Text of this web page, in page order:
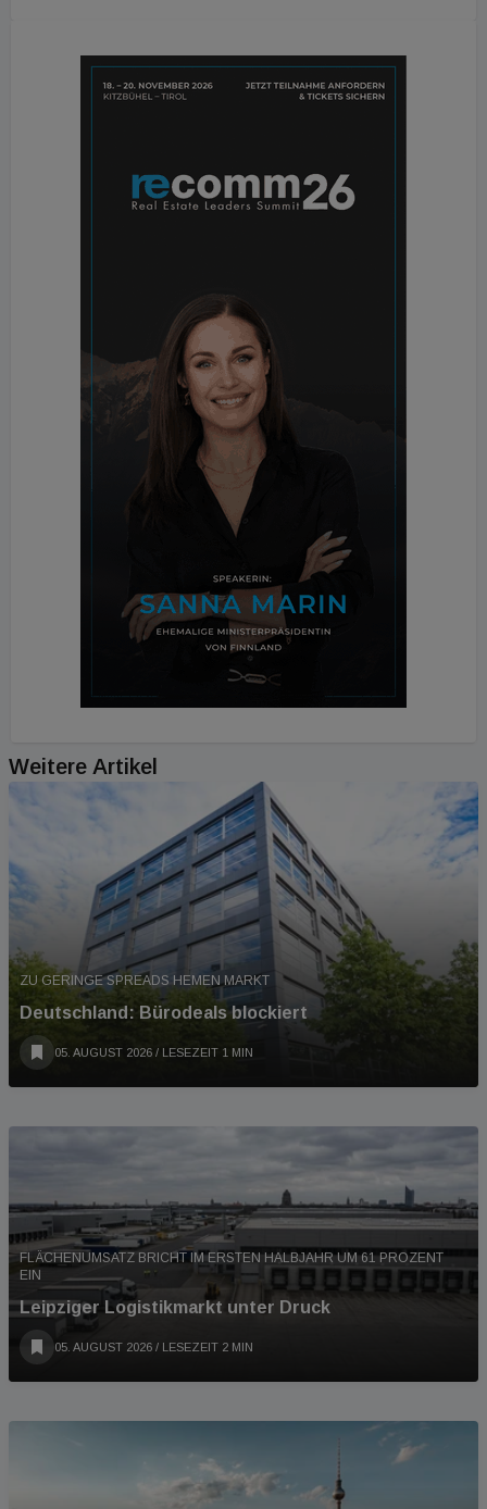
Weitere Artikel
ZU GERINGE SPREADS HEMEN MARKT
Deutschland: Bürodeals blockiert
05. AUGUST 2026 / LESEZEIT 1 MIN
FLÄCHENUMSATZ BRICHT IM ERSTEN HALBJAHR UM 61 PROZENT
EIN
Leipziger Logistikmarkt unter Druck
05. AUGUST 2026 / LESEZEIT 2 MIN